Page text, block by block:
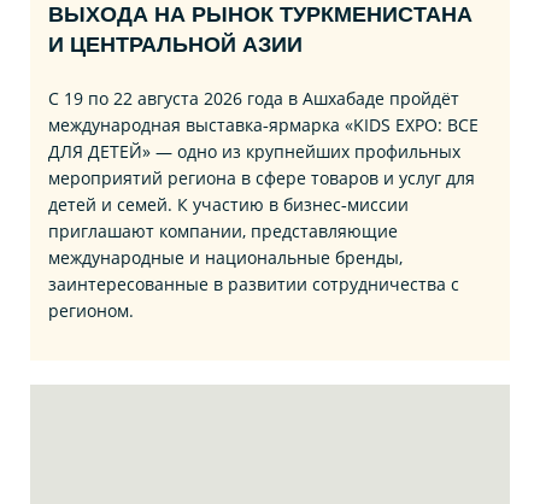
ВЫХОДА НА РЫНОК ТУРКМЕНИСТАНА
И ЦЕНТРАЛЬНОЙ АЗИИ
С 19 по 22 августа 2026 года в Ашхабаде пройдёт
международная выставка‑ярмарка «KIDS EXPO: ВСЕ
ДЛЯ ДЕТЕЙ» — одно из крупнейших профильных
мероприятий региона в сфере товаров и услуг для
детей и семей. К участию в бизнес‑миссии
приглашают компании, представляющие
международные и национальные бренды,
заинтересованные в развитии сотрудничества с
регионом.